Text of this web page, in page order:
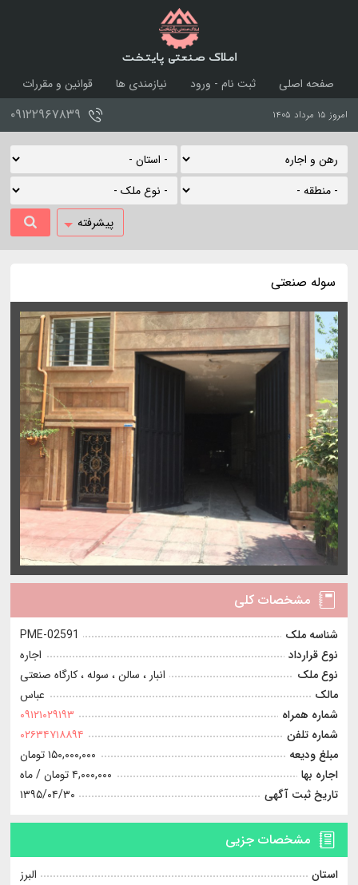
املاک صنعتی پایتخت
صفحه اصلی ثبت نام - ورود نیازمندی ها
قوانین و مقررات
امروز ۱۵ مرداد ۱۴۰۵ ۰۹۱۲۲۹۶۷۸۳۹
پیشرفته
سوله صنعتی
مشخصات کلی
شناسه ملک
PME-02591
نوع قرارداد
اجاره
نوع ملک
انبار ، سالن ، سوله ، کارگاه صنعتی
مالک
عباس
شماره همراه
۰۹۱۲۱۰۲۹۱۹۳
شماره تلفن
۰۲۶۳۴۷۱۸۸۹۴
مبلغ ودیعه
۱۵۰,۰۰۰,۰۰۰ تومان
اجاره بها
۴,۰۰۰,۰۰۰ تومان
/ ماه
تاریخ ثبت آگهی
۱۳۹۵/۰۴/۳۰
مشخصات جزیی
استان
البرز